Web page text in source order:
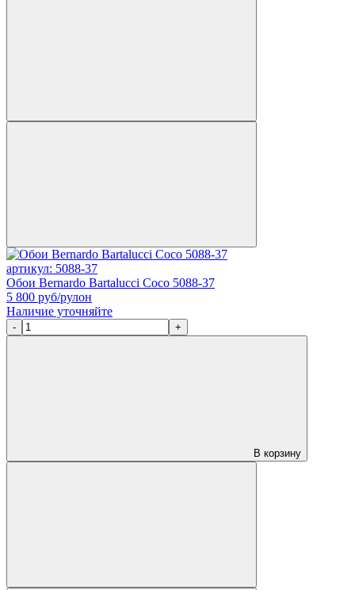
артикул: 5088-37
Обои Bernardo Bartalucci Coco 5088-37
5 800 руб/рулон
Наличие уточняйте
- +
В корзину